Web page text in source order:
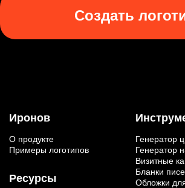
Создать
Иронов
О продукте
Примеры логотипов
Ресурсы
Генератор
Генератор
Визитные
Бланки
Обложки